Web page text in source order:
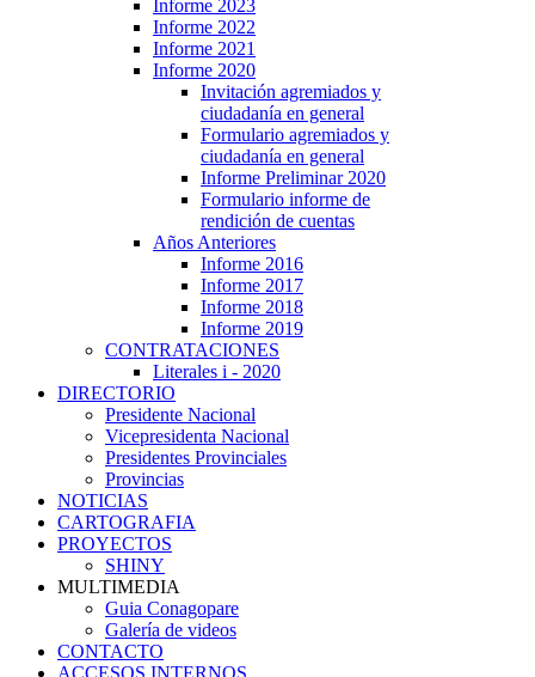
Informe 2023
Informe 2022
Informe 2021
Informe 2020
Invitación agremiados y
ciudadanía en general
Formulario agremiados y
ciudadanía en general
Informe Preliminar 2020
Formulario informe de
rendición de cuentas
Años Anteriores
Informe 2016
Informe 2017
Informe 2018
Informe 2019
CONTRATACIONES
Literales i - 2020
DIRECTORIO
Presidente Nacional
Vicepresidenta Nacional
Presidentes Provinciales
Provincias
NOTICIAS
CARTOGRAFIA
PROYECTOS
SHINY
MULTIMEDIA
Guia Conagopare
Galería de videos
CONTACTO
ACCESOS INTERNOS